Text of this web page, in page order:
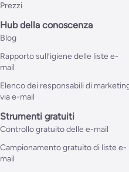
Prezzi
Hub della conoscenza
Blog
Rapporto sull’igiene delle liste e-
mail
Elenco dei responsabili di
via e-mail
Strumenti gratuiti
Controllo gratuito delle e-mail
Campionamento gratuito di liste e-
mail